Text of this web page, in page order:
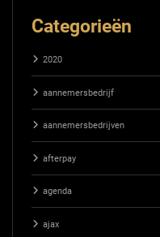
Categorieën
2020
aannemersbedrijf
aannemersbedrijven
afterpay
agenda
ajax